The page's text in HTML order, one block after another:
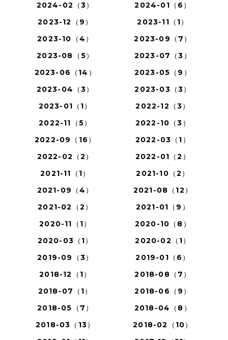
2024-02（3）
2024-01（6）
2023-12（9）
2023-11（1）
2023-10（4）
2023-09（7）
2023-08（5）
2023-07（3）
2023-06（14）
2023-05（9）
2023-04（3）
2023-03（3）
2023-01（1）
2022-12（3）
2022-11（5）
2022-10（3）
2022-09（16）
2022-03（1）
2022-02（2）
2022-01（2）
2021-11（1）
2021-10（2）
2021-09（4）
2021-08（12）
2021-02（2）
2021-01（9）
2020-11（1）
2020-10（8）
2020-03（1）
2020-02（1）
2019-09（3）
2019-01（6）
2018-12（1）
2018-08（7）
2018-07（1）
2018-06（9）
2018-05（7）
2018-04（8）
2018-03（13）
2018-02（10）